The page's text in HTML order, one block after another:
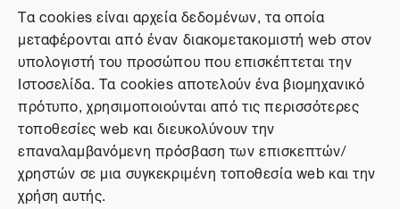
Τα cookies είναι αρχεία δεδομένων, τα οποία
μεταφέρονται από έναν διακομετακομιστή web στον
υπολογιστή του προσώπου που επισκέπτεται την
Ιστοσελίδα. Τα cookies αποτελούν ένα βιομηχανικό
πρότυπο, χρησιμοποιούνται από τις περισσότερες
τοποθεσίες web και διευκολύνουν την
επαναλαμβανόμενη πρόσβαση των επισκεπτών/
χρηστών σε μια συγκεκριμένη τοποθεσία web και την
χρήση αυτής.